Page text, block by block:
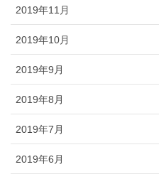
2019年11月
2019年10月
2019年9月
2019年8月
2019年7月
2019年6月